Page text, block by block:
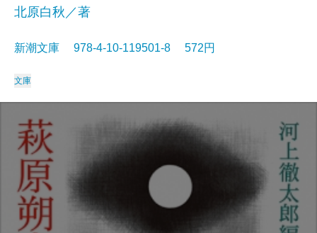
北原白秋／著
新潮文庫 978-4-10-119501-8 572円
文庫